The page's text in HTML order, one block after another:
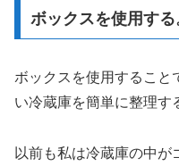
ボックスを使用する
ボックスを使用すること
い冷蔵庫を簡単に整理す
以前も私は冷蔵庫の中